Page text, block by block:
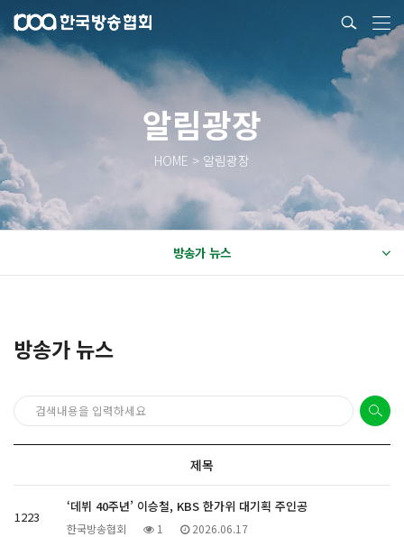
알림광장
HOME > 알림광장
방송가 뉴스
방송가 뉴스
제목
1223
‘데뷔 40주년’ 이승철, KBS 한가위 대기획 주인공
한국방송협회 1 2026.06.17